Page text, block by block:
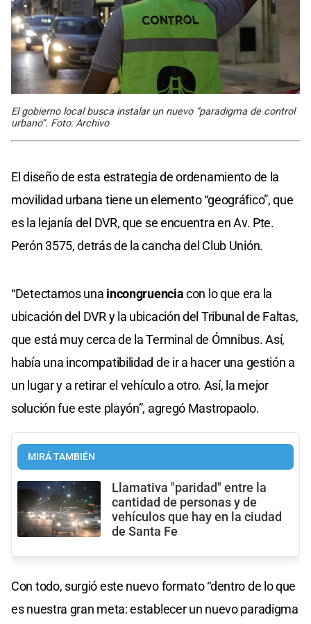
El gobierno local busca instalar un nuevo “paradigma de control
urbano”. Foto: Archivo
El diseño de esta estrategia de ordenamiento de la
movilidad urbana tiene un elemento “geográfico”, que
es la lejanía del DVR, que se encuentra en Av. Pte.
Perón 3575, detrás de la cancha del Club Unión.
“Detectamos una incongruenciacon lo que era la
ubicación del DVR y la ubicación del Tribunal de Faltas,
que está muy cerca de la Terminal de Ómnibus. Así,
había una incompatibilidad de ir a hacer una gestión a
un lugar y a retirar el vehículo a otro. Así, la mejor
solución fue este playón”, agregó Mastropaolo.
MIRÁ TAMBIÉN
Llamativa "paridad" entre la
cantidad de personas y de
vehículos que hay en la ciudad
de Santa Fe
Con todo, surgió este nuevo formato “dentro de lo que
es nuestra gran meta: establecer un nuevo paradigma